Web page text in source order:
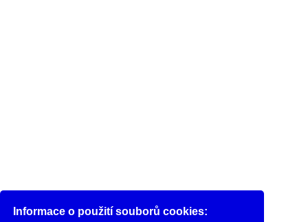
Informace o použití souborů cookies: